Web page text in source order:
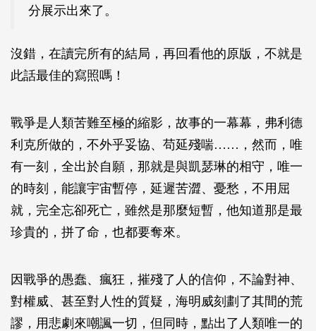
分展示出來了。
沒錯，在讀完所有的結局，再回看他的原版，不就是
此話最佳的寫照嗎！
戰爭是人類苦難至極的縮影，故事的一幕幕，弗利德
利克所做的，不外乎妥協、苟延殘喘……，然而，唯
有一刻，全出於自願，那就是與凱瑟琳的相守，唯一
的時刻，能讓宇宙暫停，延遲苦澀、憂愁，不用屈
就，完全忘卻死亡，雖然是那麼短暫，他知道那是最
珍貴的，拼了命，也都要奪來。
因戰爭的愚蠢、瘋狂，摧殘了人的信仰，不論對神、
對權威、甚至對人性的質疑，海明威刻劃了其間的荒
謬，用悲劇來嘲諷一切，但同時，點出了人類唯一的